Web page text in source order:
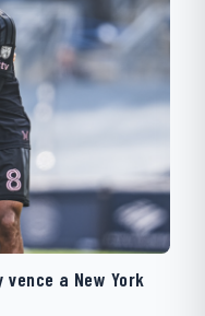
a New York